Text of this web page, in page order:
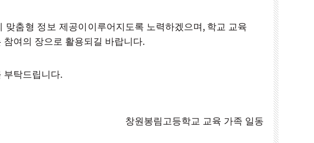
춤형 정보 제공이 이루어지도록 노력하겠으며 , 학교 교육
여의 장으로 활용되길 바랍니다.
부탁드립니다.
창원봉림고등학교 교육 가족 일동